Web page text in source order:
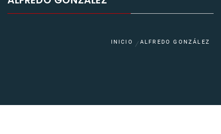
INICIO ALFREDO GONZÁLEZ